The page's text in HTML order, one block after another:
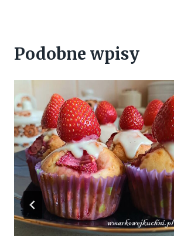
Podobne wpisy